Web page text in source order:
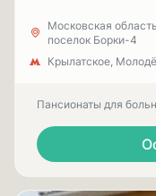
Московская
поселок Борки-4
Крылатское,
Пансионаты для